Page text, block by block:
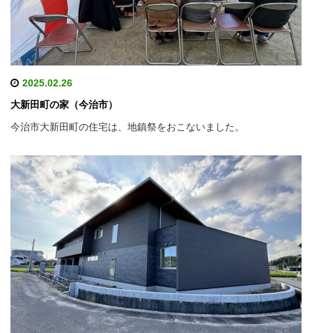
2025.02.26
大新田町の家（今治市）
今治市大新田町の住宅は、地鎮祭をおこないました。